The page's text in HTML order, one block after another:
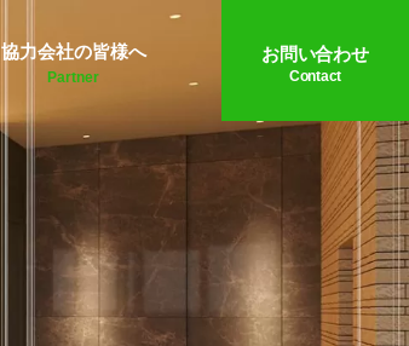
協力会社の皆様へ
Partner
お問い合わせ
Contact